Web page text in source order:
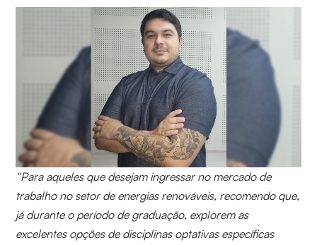
“Para aqueles que desejam ingressar no mercado de
trabalho no setor de energias renováveis, recomendo que,
já durante o período de graduação, explorem as
excelentes opções de disciplinas optativas específicas